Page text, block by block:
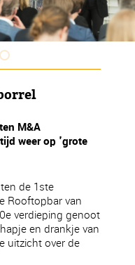
M&A
weer op 'grote
de 1ste
Rooftopbar van
verdieping genoot
en drankje van
uitzicht over de